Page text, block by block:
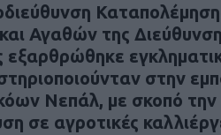
Αγαθών της
εξαρθρώθηκε
στην
Νεπάλ, με σκοπό την
σε αγροτικές